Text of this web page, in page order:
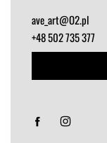
ave_art@O2.pl
+48 502 735 377